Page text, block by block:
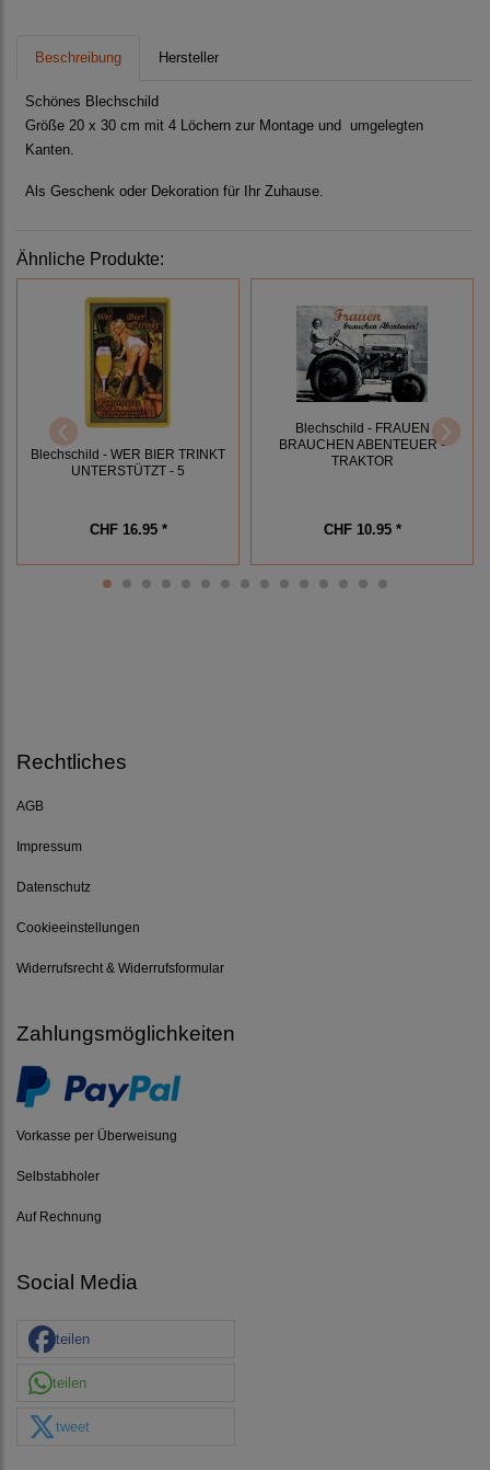
Beschreibung Hersteller
Schönes Blechschild
Größe 20 x 30 cm mit 4 Löchern zur Montage und umgelegten
Kanten.
Als Geschenk oder Dekoration für Ihr Zuhause.
Ähnliche Produkte:
Blechschild - WER BIER TRINKT
UNTERSTÜTZT - 5
CHF 16.95 *
Blechschild - FRAUEN
BRAUCHEN ABENTEUER -
TRAKTOR
CHF 10.95 *
Rechtliches
AGB
Impressum
Datenschutz
Cookieeinstellungen
Widerrufsrecht & Widerrufsformular
Zahlungsmöglichkeiten
Vorkasse per Überweisung
Selbstabholer
Auf Rechnung
Social Media
teilen
teilen
tweet